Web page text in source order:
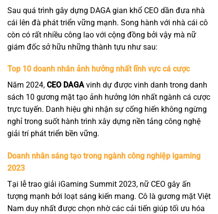
Sau quá trình gây dựng DAGA gian khổ CEO dần đưa nhà
cái lên đà phát triển vững mạnh. Song hành với nhà cái cô
còn có rất nhiều công lao với cộng đồng bởi vậy mà nữ
giám đốc sở hữu những thành tựu như sau:
Top 10 doanh nhân ảnh hưởng nhất lĩnh vực cá cược
Năm 2024, CEO DAGAvinh dự được vinh danh trong danh
sách 10 gương mặt tạo ảnh hưởng lớn nhất ngành cá cược
trực tuyến. Danh hiệu ghi nhận sự cống hiến không ngừng
nghỉ trong suốt hành trình xây dựng nền tảng công nghệ
giải trí phát triển bền vững.
Doanh nhân sáng tạo trong ngành công nghiệp igaming
2023
Tại lễ trao giải iGaming Summit 2023, nữ CEO gây ấn
tượng mạnh bởi loạt sáng kiến mang. Cô là gương mặt Việt
Nam duy nhất được chọn nhờ các cải tiến giúp tối ưu hóa